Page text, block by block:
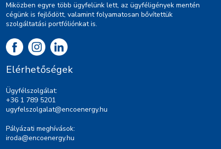
Miközben egyre több ügyfelünk lett, az ügyféligények mentén
cégünk is fejlődött, valamint folyamatosan bővítettük
szolgáltatási portfóliónkat is.
Elérhetőségek
Ügyfélszolgálat:
+36 1 789 5201
ugyfelszolgalat@encoenergy.hu
Pályázati meghívások:
iroda@encoenergy.hu